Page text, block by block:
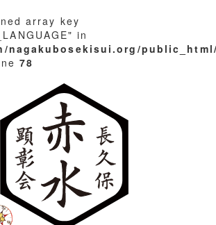
array key
in
nagakubosekisui.org/
78